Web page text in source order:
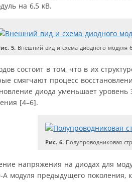
на 6,5 кВ.
5. Внешний вид и схема диодного модуля
состоит в том, что в их
смягчают процесс
диода уменьшает
[4–6].
Рис. 6. Полупроводниковая
напряжения на диодах для
А модуля предыдущего